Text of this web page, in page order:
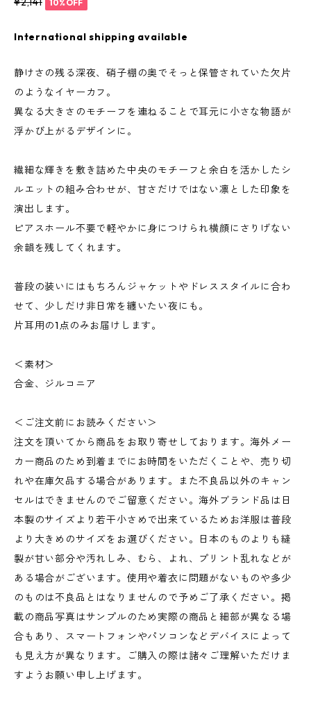
10%OFF
International shipping available
静けさの残る深夜、硝子棚の奥でそっと保管されていた欠片
のようなイヤーカフ。
異なる大きさのモチーフを連ねることで耳元に小さな物語が
浮かび上がるデザインに。
繊細な輝きを敷き詰めた中央のモチーフと余白を活かしたシ
ルエットの組み合わせが、甘さだけではない凛とした印象を
演出します。
ピアスホール不要で軽やかに身につけられ横顔にさりげない
余韻を残してくれます。
普段の装いにはもちろんジャケットやドレススタイルに合わ
せて、少しだけ非日常を纏いたい夜にも。
片耳用の1点のみお届けします。
＜素材＞
合金、ジルコニア
＜ご注文前にお読みください＞
注文を頂いてから商品をお取り寄せしております。海外メー
カー商品のため到着までにお時間をいただくことや、売り切
れや在庫欠品する場合があります。また不良品以外のキャン
セルはできませんのでご留意ください。海外ブランド品は日
本製のサイズより若干小さめで出来ているためお洋服は普段
より大きめのサイズをお選びください。日本のものよりも縫
製が甘い部分や汚れしみ、むら、よれ、プリント乱れなどが
ある場合がございます。使用や着衣に問題がないものや多少
のものは不良品とはなりませんので予めご了承ください。掲
載の商品写真はサンプルのため実際の商品と細部が異なる場
合もあり、スマートフォンやパソコンなどデバイスによって
も見え方が異なります。ご購入の際は諸々ご理解いただけま
すようお願い申し上げます。